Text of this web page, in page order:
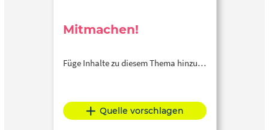
Mitmachen!
Füge Inhalte zu diesem Thema hinzu…
Quelle vorschlagen